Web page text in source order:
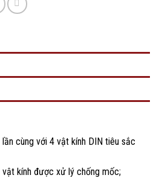
cùng với 4 vật kính DIN tiêu sắc
kính được xử lý chống mốc;